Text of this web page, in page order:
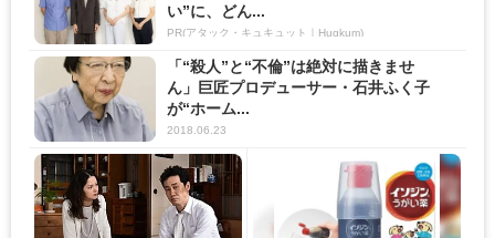
い”に、どん...
PR(アタック・キュキュット｜Hugkum)
「“殺人”と“不倫”は絶対に描きませ
ん」巨匠プロデューサー・石井ふく子
が“ホーム...
2018.06.23